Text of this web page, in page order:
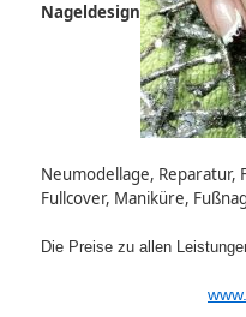
Nageldesign
Neumodellage,
Fullcover, Maniküre,
Die Preise zu allen